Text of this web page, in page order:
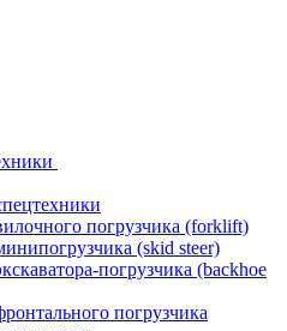
погрузчика (forklift)
(skid steer)
погрузчика (backhoe
погрузчика